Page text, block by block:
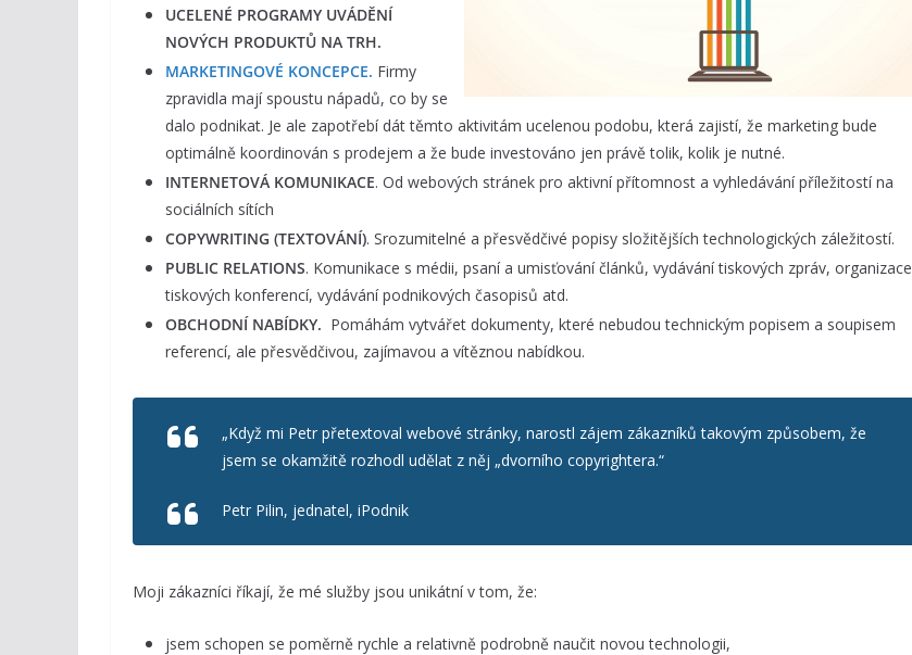
UCELENÉ PROGRAMY UVÁDĚNÍ
NOVÝCH PRODUKTŮ NA TRH.
MARKETINGOVÉ KONCEPCE. Firmy
zpravidla mají spoustu nápadů, co by se
dalo podnikat. Je ale zapotřebí dát těmto aktivitám ucelenou podobu, která zajistí, že marketing bude
optimálně koordinován s prodejem a že bude investováno jen právě tolik, kolik je nutné.
INTERNETOVÁ KOMUNIKACE. Od webových stránek pro aktivní přítomnost a vyhledávání příležitostí na
sociálních sítích
COPYWRITING (TEXTOVÁNÍ). Srozumitelné a přesvědčivé popisy složitějších technologických záležitostí.
PUBLIC RELATIONS. Komunikace s médii, psaní a umisťování článků, vydávání tiskových zpráv, organizace
tiskových konferencí, vydávání podnikových časopisů atd.
OBCHODNÍ NABÍDKY. Pomáhám vytvářet dokumenty, které nebudou technickým popisem a soupisem
referencí, ale přesvědčivou, zajímavou a vítěznou nabídkou.
„Když mi Petr přetextoval webové stránky, narostl zájem zákazníků takovým způsobem, že
jsem se okamžitě rozhodl udělat z něj „dvorního copyrightera.“
Petr Pilin, jednatel, iPodnik
Moji zákazníci říkají, že mé služby jsou unikátní v tom, že:
jsem schopen se poměrně rychle a relativně podrobně naučit novou technologii,